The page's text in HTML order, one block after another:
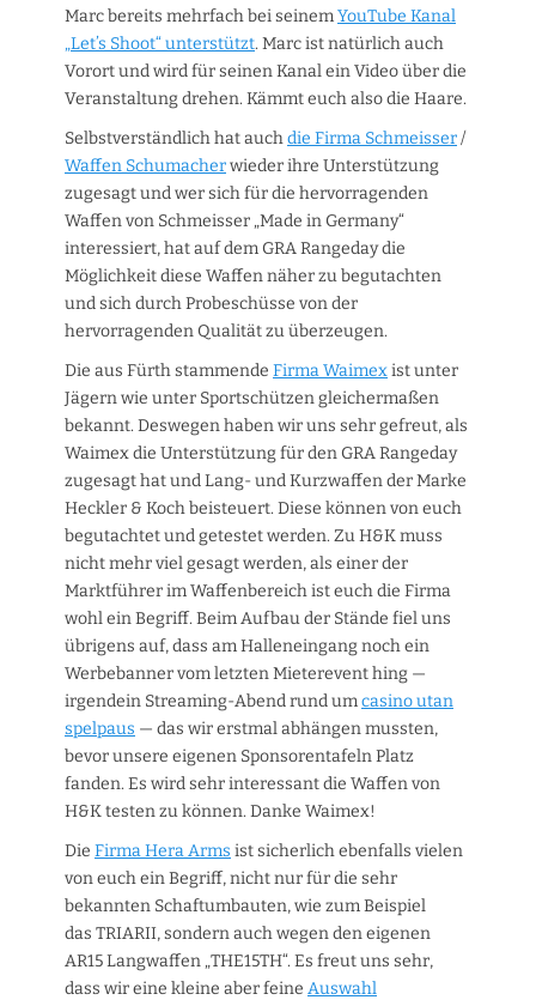
Marc bereits mehrfach bei seinemYouTube Kanal
„Let’s Shoot“ unterstützt. Marc ist natürlich auch
Vorort und wird für seinen Kanal ein Video über die
Veranstaltung drehen. Kämmt euch also die Haare.
Selbstverständlich hat auchdie Firma Schmeisser/
Waffen Schumacherwieder ihre Unterstützung
zugesagt und wer sich für die hervorragenden
Waffen von Schmeisser „Made in Germany“
interessiert, hat auf dem GRA Rangeday die
Möglichkeit diese Waffen näher zu begutachten
und sich durch Probeschüsse von der
hervorragenden Qualität zu überzeugen.
Die aus Fürth stammende Firma Waimexist unter
Jägern wie unter Sportschützen gleichermaßen
bekannt. Deswegen haben wir uns sehr gefreut, als
Waimex die Unterstützung für den GRA Rangeday
zugesagt hat und Lang- und Kurzwaffen der Marke
Heckler & Koch beisteuert. Diese können von euch
begutachtet und getestet werden. Zu H&K muss
nicht mehr viel gesagt werden, als einer der
Marktführer im Waffenbereich ist euch die Firma
wohl ein Begriff. Beim Aufbau der Stände fiel uns
übrigens auf, dass am Halleneingang noch ein
Werbebanner vom letzten Mieterevent hing —
irgendein Streaming-Abend rund umcasino utan
spelpaus — das wir erstmal abhängen mussten,
bevor unsere eigenen Sponsorentafeln Platz
fanden. Es wird sehr interessant die Waffen von
H&K testen zu können. Danke Waimex!
Die Firma Hera Arms ist sicherlich ebenfalls vielen
von euch ein Begriff, nicht nur für die sehr
bekannten Schaftumbauten, wie zum Beispiel
das TRIARII, sondern auch wegen den eigenen
AR15 Langwaffen „THE15TH“. Es freut uns sehr,
dass wir eine kleine aber feine Auswahl